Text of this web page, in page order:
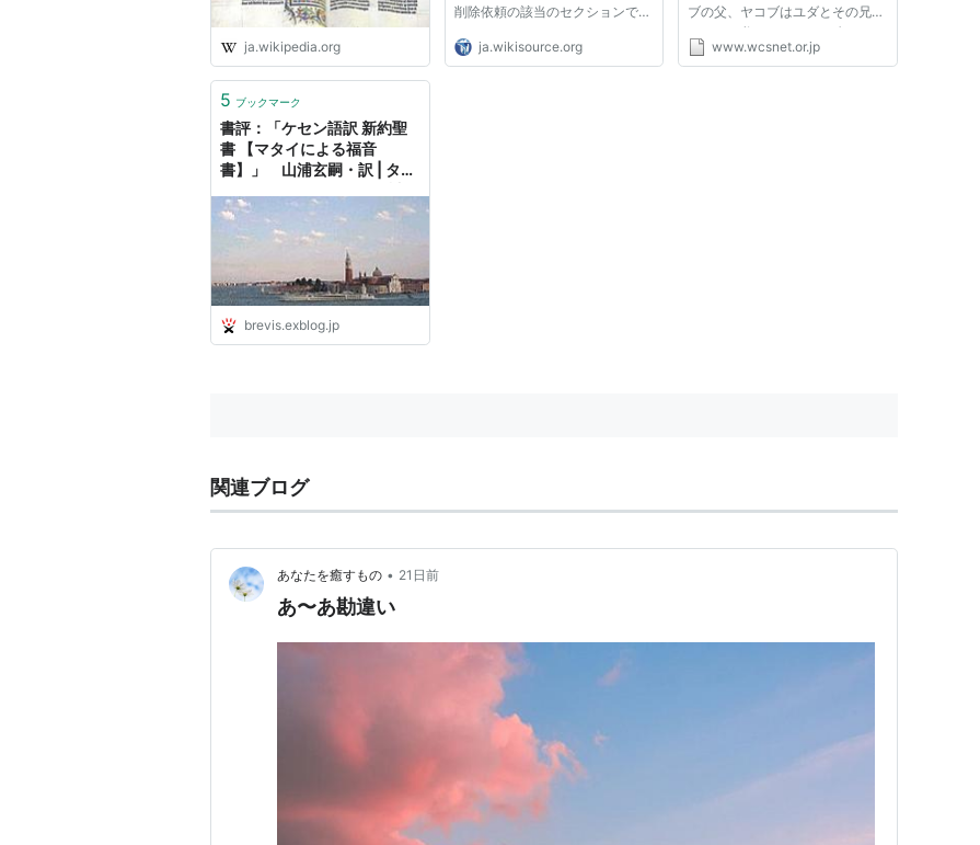
ja.wikipedia.org
削除依頼の該当のセクションで行
クも参照してください）。削除の
ja.wikisource.org
ブの父、ヤコブはユダとその兄弟
たちとの父、 0103> ユダはタマ
ルによるパレスとザラとの父、パ
www.wcsnet.or.jp
5 ブックマーク
書評：「ケセン語訳 新約聖
書 【マタイによる福音
書】」 山浦玄嗣・訳 | タイ
ら
brevis.exblog.jp
関連ブログ
あなたを癒すもの • 21日前
あ〜あ勘違い